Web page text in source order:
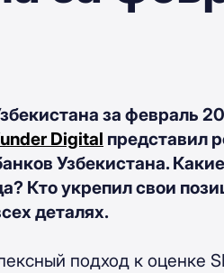
за февраль
Digital представил
Узбекистана.
Кто укрепил свои
деталях.
подход к оценке